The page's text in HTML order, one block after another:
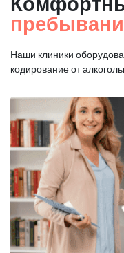
Наши клиники
кодирование от